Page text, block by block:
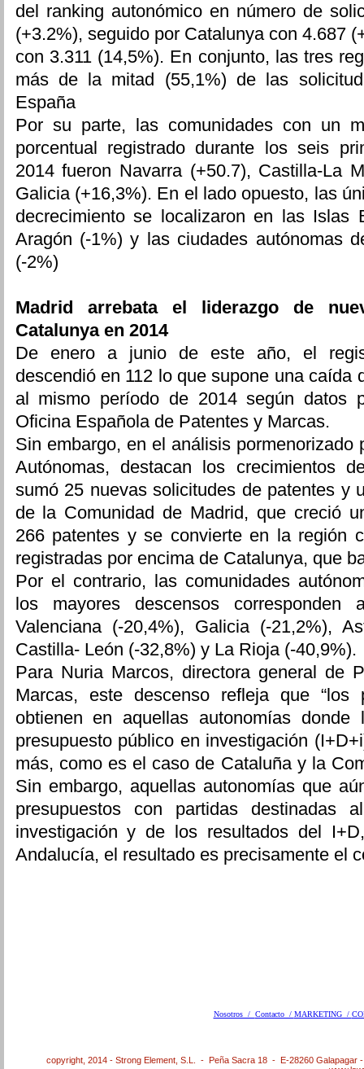
del ranking autonómico en número de
(+3.2%), seguido por Catalunya con 4.687
con 3.311 (14,5%). En conjunto, las tres
más de la mitad (55,1%) de las
España
Por su parte, las comunidades con un
porcentual registrado durante los seis
2014 fueron Navarra (+50.7), Castilla-La
Galicia (+16,3%). En el lado opuesto, las
decrecimiento se localizaron en las Islas
Aragón (-1%) y las ciudades autónomas
(-2%)
Madrid arrebata el liderazgo de
Catalunya en 2014
De enero a junio de este año, el
descendió en 112 lo que supone una caída
al mismo período de 2014 según datos
Oficina Española de Patentes y Marcas.
Sin embargo, en el análisis pormenorizado
Autónomas, destacan los crecimientos
sumó 25 nuevas solicitudes de patentes y
de la Comunidad de Madrid, que creció
266 patentes y se convierte en la región
registradas por encima de Catalunya, que
Por el contrario, las comunidades
los mayores descensos corresponden
Valenciana (-20,4%), Galicia (-21,2%),
Castilla- León (-32,8%) y La Rioja (-40,9%).
Para Nuria Marcos, directora general de
Marcas, este descenso refleja que “los
obtienen en aquellas autonomías
presupuesto público en investigación
más, como es el caso de Cataluña y la
Sin embargo, aquellas autonomías que
presupuestos con partidas destinadas
investigación y de los resultados del
Andalucía, el resultado es precisamente el
Nosotros / Contacto / MARKETING /
copyright, 2014 - Strong Element, S.L. - Peña Sacra 18 - E-28260